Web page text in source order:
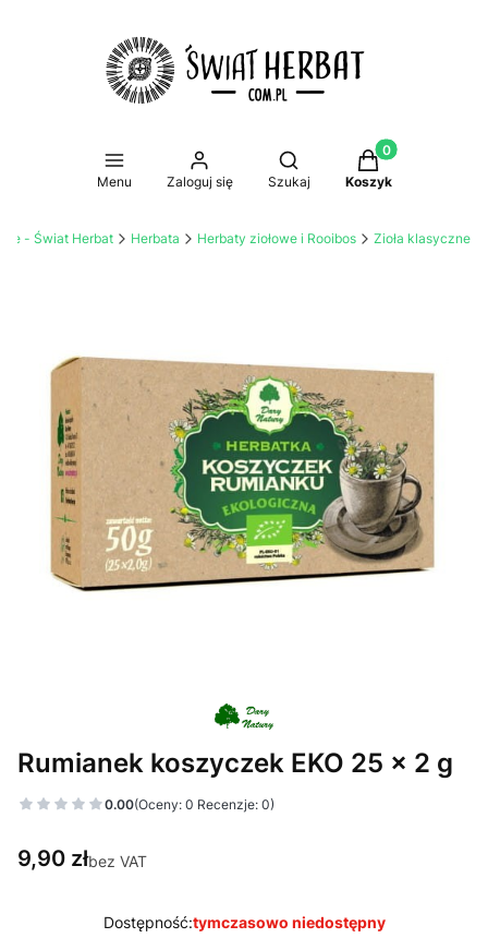
Menu Zaloguj się
Otwórz wyszukiwarkę
Szukaj
Produkty w
Koszyk
- Świat Herbat Herbata Herbaty ziołowe i Rooibos Zioła klasyczne
Rumianek koszyczek EKO 25 x 2 g
0.00(Oceny: 0 Recenzje: 0)
Cena
9,90 złbez VAT
Dostępność:tymczasowo niedostępny